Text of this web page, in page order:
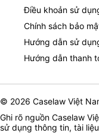
Điều khoản sử
Chính sách bảo
Hướng dẫn sử
Hướng dẫn thanh
© 2026 Caselaw Việt
Ghi rõ nguồn Caselaw
sử dụng thông tin, tài